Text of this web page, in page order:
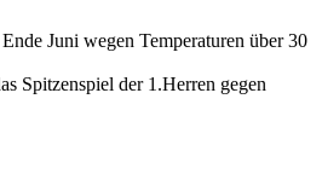
Juni wegen Temperaturen über 30
Spitzenspiel der 1.Herren gegen